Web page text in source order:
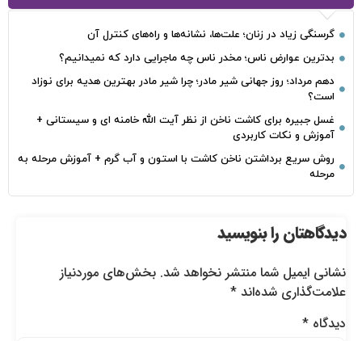
گرسنگی زیاد در زنان؛ علت‌ها، نشانه‌ها و راه‌های کنترل آن
بدترین عوارض ناس؛ مخدر ناس چه ماجرایی دارد که نمیدانیم؟
دهم مرداد؛ روز جهانی شیر مادر؛ چرا شیر مادر بهترین هدیه برای نوزاد
است؟
غسل جبیره برای کاشت ناخن از نظر آیت الله خامنه ای و سیستانی +
آموزش و نکات کاربردی
روش سریع برداشتن ناخن کاشت با استون و آب گرم + آموزش مرحله به
مرحله
دیدگاهتان را بنویسید
نشانی ایمیل شما منتشر نخواهد شد. بخش‌های موردنیاز
علامت‌گذاری شده‌اند*
دیدگاه*